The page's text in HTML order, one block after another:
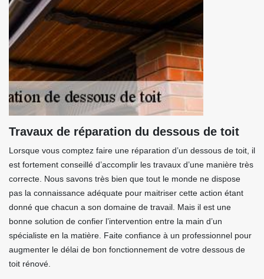
Travaux de réparation du dessous de toit
Lorsque vous comptez faire une réparation d’un dessous de toit, il
est fortement conseillé d’accomplir les travaux d’une manière très
correcte. Nous savons très bien que tout le monde ne dispose
pas la connaissance adéquate pour maitriser cette action étant
donné que chacun a son domaine de travail. Mais il est une
bonne solution de confier l’intervention entre la main d’un
spécialiste en la matière. Faite confiance à un professionnel pour
augmenter le délai de bon fonctionnement de votre dessous de
toit rénové.